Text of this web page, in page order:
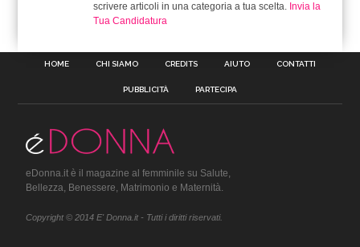
scrivere articoli in una categoria a tua scelta. Invia la
Tua Candidatura
HOME CHI SIAMO CREDITS AIUTO CONTATTI
PUBBLICITÀ PARTECIPA
eDonna.it è il magazine al femminile su Salute,
Bellezza, Benessere, Matrimonio e Maternità.
Copyright © 2014 E' Donna.it - Tutti i diritti riservati.